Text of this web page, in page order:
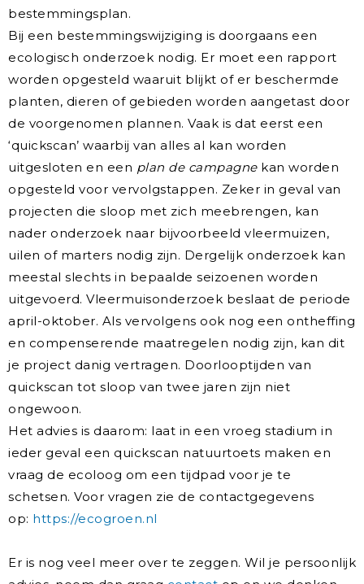
bestemmingsplan.
Bij een bestemmingswijziging is doorgaans een
ecologisch onderzoek nodig. Er moet een rapport
worden opgesteld waaruit blijkt of er beschermde
planten, dieren of gebieden worden aangetast door
de voorgenomen plannen. Vaak is dat eerst een
‘quickscan’ waarbij van alles al kan worden
uitgesloten en een plan de campagnekan worden
opgesteld voor vervolgstappen. Zeker in geval van
projecten die sloop met zich meebrengen, kan
nader onderzoek naar bijvoorbeeld vleermuizen,
uilen of marters nodig zijn. Dergelijk onderzoek kan
meestal slechts in bepaalde seizoenen worden
uitgevoerd. Vleermuisonderzoek beslaat de periode
april-oktober. Als vervolgens ook nog een ontheffing
en compenserende maatregelen nodig zijn, kan dit
je project danig vertragen. Doorlooptijden van
quickscan tot sloop van twee jaren zijn niet
ongewoon.
Het advies is daarom: laat in een vroeg stadium in
ieder geval een quickscan natuurtoets maken en
vraag de ecoloog om een tijdpad voor je te
schetsen. Voor vragen zie de contactgegevens
op: https://ecogroen.nl
Er is nog veel meer over te zeggen. Wil je persoonlijk